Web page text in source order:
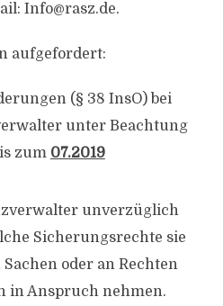
Info@rasz.de.
aufgefordert:
(§ 38 InsO) bei
unter Beachtung
zum 07.2019
unverzüglich
Sicherungsrechte sie
oder an Rechten
in Anspruch nehmen.